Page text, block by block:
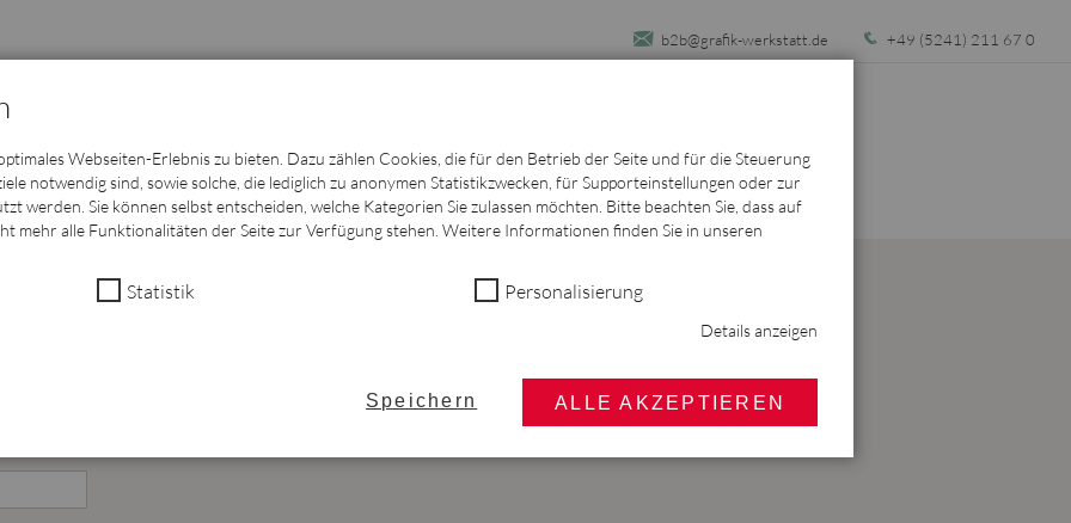
b2b@grafik-werkstatt.de +49 (5241) 211 67 0
Webseiten-Erlebnis zu bieten. Dazu zählen Cookies, die für den Betrieb der Seite und für die Steuerung
notwendig sind, sowie solche, die lediglich zu anonymen Statistikzwecken, für Supporteinstellungen oder zur
werden. Sie können selbst entscheiden, welche Kategorien Sie zulassen möchten. Bitte beachten Sie, dass auf
mehr alle Funktionalitäten der Seite zur Verfügung stehen. Weitere Informationen finden Sie in unseren
Statistik Personalisierung
Details anzeigen
Speichern ALLE AKZEPTIEREN